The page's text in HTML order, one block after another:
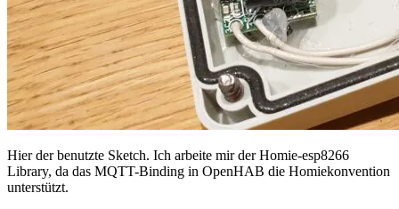
Hier der benutzte Sketch. Ich arbeite mir der Homie-esp8266
Library, da das MQTT-Binding in OpenHAB die Homiekonvention
unterstützt.